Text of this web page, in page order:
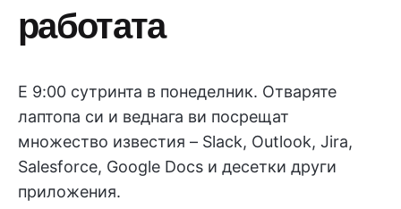
работата
Е 9:00 сутринта в понеделник. Отваряте
лаптопа си и веднага ви посрещат
множество известия – Slack, Outlook, Jira,
Salesforce, Google Docs и десетки други
приложения.